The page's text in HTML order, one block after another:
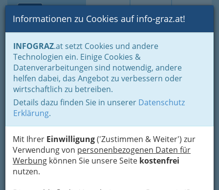
Suche Login Toggle
Informationen zu Cookies auf info-graz.at!
INFOGRAZ.at setzt Cookies und andere
Technologien ein. Einige Cookies &
Datenverarbeitungen sind notwendig, andere
helfen dabei, das Angebot zu verbessern oder
wirtschaftlich zu betreiben.
Details dazu finden Sie in unserer Datenschutz
Erklärung.
Mit Ihrer Einwilligung('Zustimmen & Weiter') zur
Verwendung von personenbezogenen Daten für
Werbung können Sie unsere Seite kostenfrei
nutzen.
Home Branchen
Gewerbe, Handwerk, Banken
Gewerbe & Handwerk, Gliederung der WKO
Landesinnung der Glaser - Mitglieder Graz und Graz Umgebung
Glasbeleger
Glas Zemann Gesellschaft
m.b.H.
Feldkirchnerstraße 191, 8055 Seiersberg
+43 316 711 750 - 26